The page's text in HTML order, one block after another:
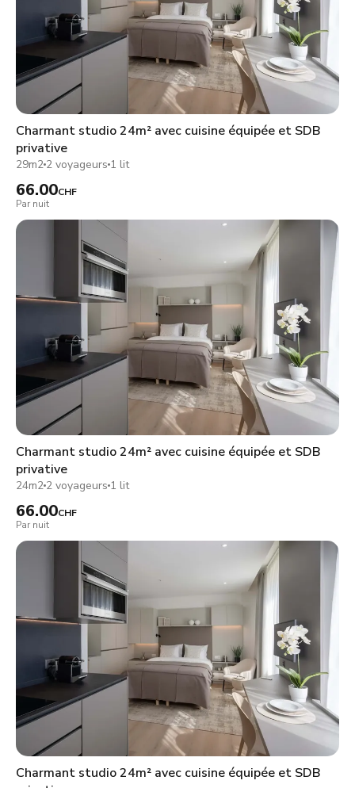
Charmant studio 24m² avec cuisine équipée et SDB
privative
29m2 2 voyageurs 1 lit
66.00CHF
Par nuit
Charmant studio 24m² avec cuisine équipée et SDB
privative
24m2 2 voyageurs 1 lit
66.00CHF
Par nuit
Charmant studio 24m² avec cuisine équipée et SDB